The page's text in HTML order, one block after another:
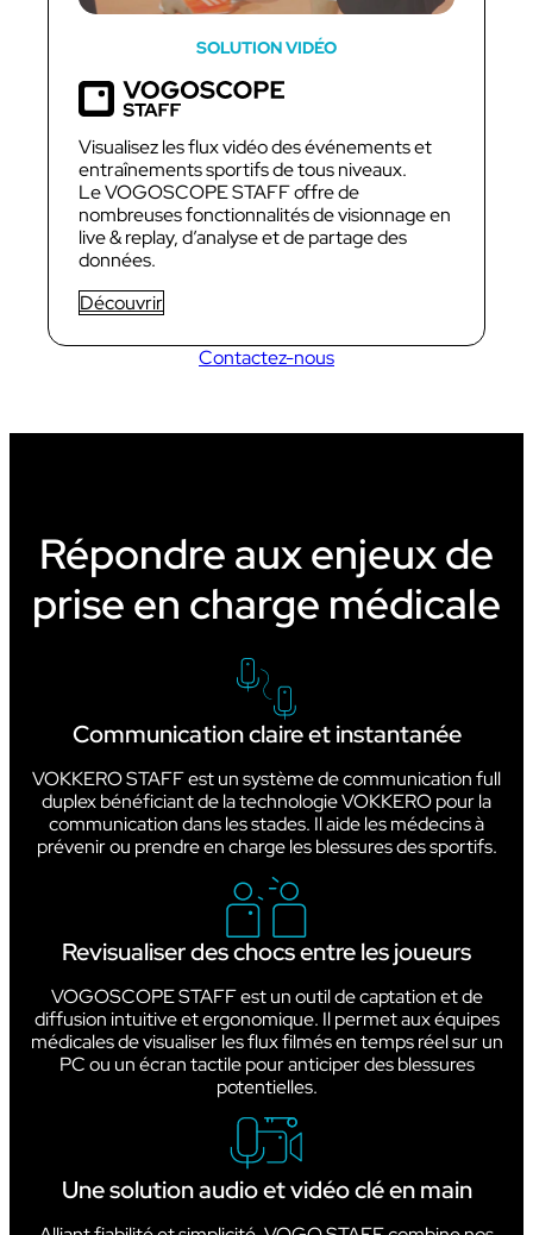
SOLUTION VIDÉO
Visualisez les flux vidéo des événements et
entraînements sportifs de tous niveaux.
Le VOGOSCOPE STAFF offre de
nombreuses fonctionnalités de visionnage en
live & replay, d’analyse et de partage des
données.
Découvrir
Contactez-nous
Répondre aux enjeux de
prise en charge médicale
Communication claire et instantanée
VOKKERO STAFF est un système de communication full
duplex bénéficiant de la technologie VOKKERO pour la
communication dans les stades. Il aide les médecins à
prévenir ou prendre en charge les blessures des sportifs.
Revisualiser des chocs entre les joueurs
VOGOSCOPE STAFF est un outil de captation et de
diffusion intuitive et ergonomique. Il permet aux équipes
médicales de visualiser les flux filmés en temps réel sur un
PC ou un écran tactile pour anticiper des blessures
potentielles.
Une solution audio et vidéo clé en main